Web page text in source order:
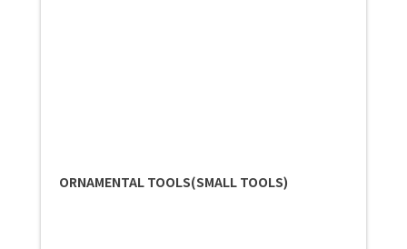
ORNAMENTAL TOOLS(SMALL TOOLS)